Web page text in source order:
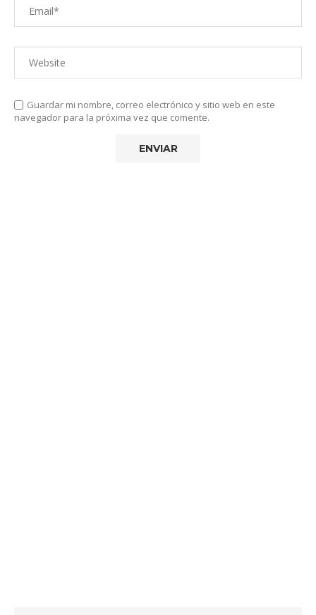
Guardar mi nombre, correo electrónico y sitio web en este
navegador para la próxima vez que comente.